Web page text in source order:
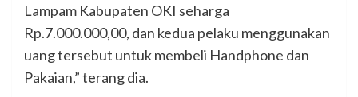
Lampam Kabupaten OKI seharga
Rp.7.000.000,00, dan kedua pelaku menggunakan
uang tersebut untuk membeli Handphone dan
Pakaian,” terang dia.